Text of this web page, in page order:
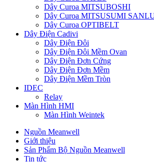
Dây Curoa MITSUBOSHI
Dây Curoa MITSUSUMI
Dây Curoa OPTIBELT
Dây Điện Cadivi
Dây Điện Đôi
Dây Điện Đôi Mềm Ovan
Dây Điện Đơn Cứng
Dây Điện Đơn Mềm
Dây Điện Mềm Tròn
IDEC
Relay
Màn Hình HMI
Màn Hình Weintek
Nguồn Meanwell
Giới thiệu
Sản Phẩm Bộ Nguồn Meanwell
Tin tức